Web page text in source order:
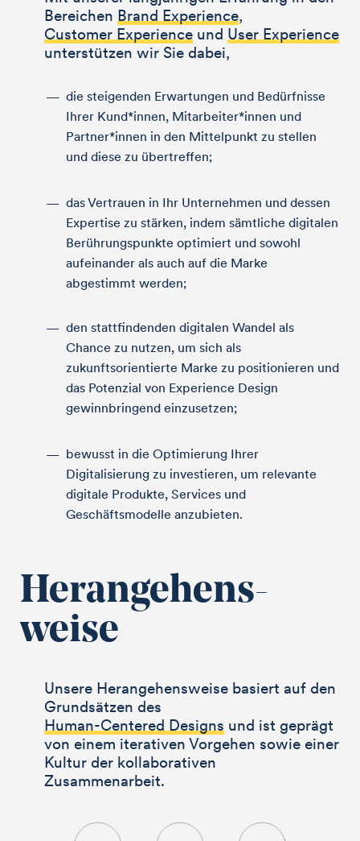
Bereichen Brand Experience,
Customer Experience und User Experience
unterstützen wir Sie dabei,
die steigenden Erwartungen und Bedürfnisse
Ihrer Kund*innen, Mitarbeiter*innen und
Partner*innen in den Mittelpunkt zu stellen
und diese zu übertreffen;
das Vertrauen in Ihr Unternehmen und dessen
Expertise zu stärken, indem sämtliche digitalen
Berührungspunkte optimiert und sowohl
aufeinander als auch auf die Marke
abgestimmt werden;
den stattfindenden digitalen Wandel als
Chance zu nutzen, um sich als
zukunftsorientierte Marke zu positionieren und
das Potenzial von Experience Design
gewinnbringend einzusetzen;
bewusst in die Optimierung Ihrer
Digitalisierung zu investieren, um relevante
digitale Produkte, Services und
Geschäftsmodelle anzubieten.
Heran­gehens­
weise
Unsere Herangehensweise basiert auf den
Grundsätzen des
Human-Centered Designs und ist geprägt
von einem iterativen Vorgehen sowie einer
Kultur der kollaborativen
Zusammenarbeit.